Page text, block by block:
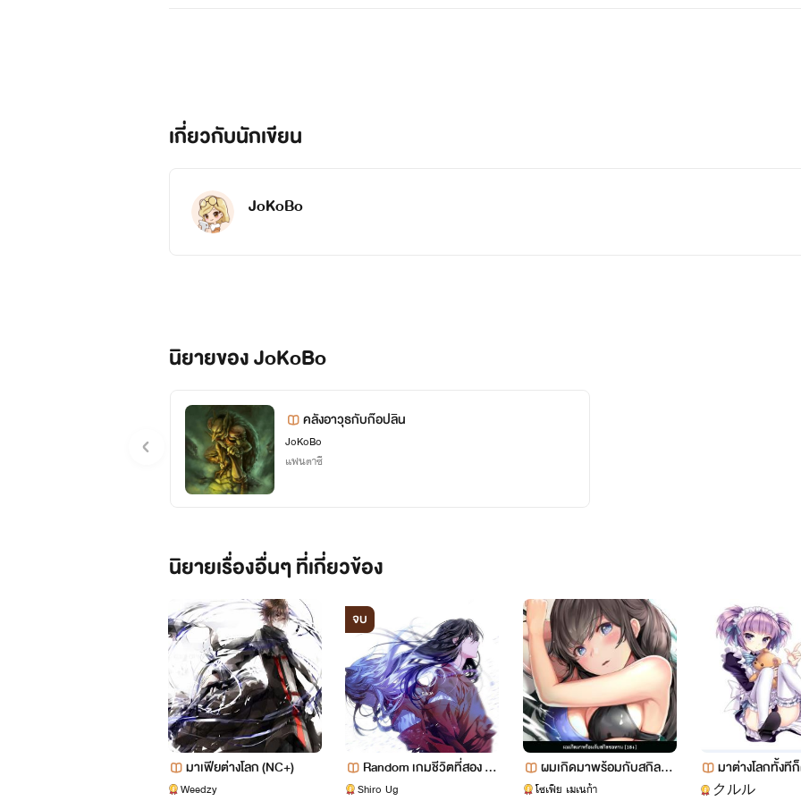
พิมพ์คำอธิบายที่นี่
เกี่ยวกับนักเขียน
JoKoBo
นิยายของ JoKoBo
คลังอาวุธกับก๊อปลิน
JoKoBo
แฟนตาซี
นิยายเรื่องอื่นๆ ที่เกี่ยวข้อง
มาเฟียต่างโลก (NC+)
Weedzy
จบ
Random เกมชีวิตที่สอง ต้อ
งเสี่ยง (Nc 18+)
Shiro Ug
ผมเกิดมาพร้อมกับสกิลขอ
ทาน​ [18+]
โซเฟีย เมเนก้า
มาต่างโลกทั้งทีก็
มด
クルル